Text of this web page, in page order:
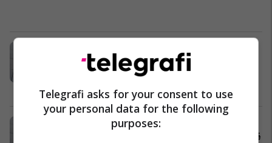
vrasjes së xhaxhait nga nipi i tij në
Kijevë të Malishevës
Drejtësi
Rasti “Subvencionet 4”, Apeli
vërteton dënimin me burg dhe gjobë
Telegrafi asks for your consent to use
your personal data for the following
purposes: